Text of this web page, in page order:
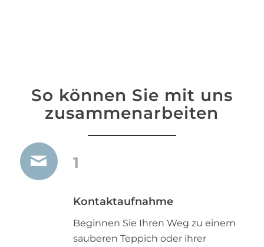
So können Sie mit uns
zusammenarbeiten
1
Kontaktaufnahme
Beginnen Sie Ihren Weg zu einem
sauberen Teppich oder ihrer